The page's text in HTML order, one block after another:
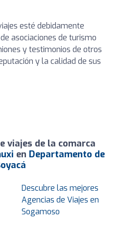
esté debidamente
asociaciones de turismo
y testimonios de otros
y la calidad de sus
viajes de la comarca
en Departamento de
Descubre las mejores
Agencias de Viajes en
Sogamoso